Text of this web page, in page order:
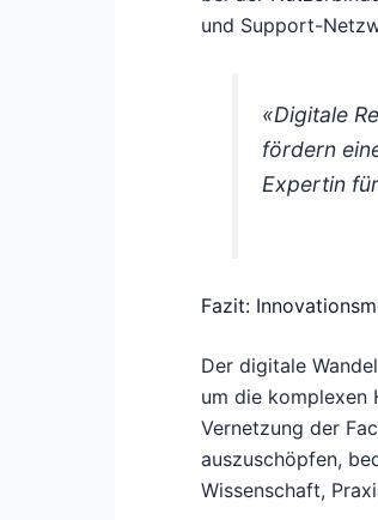
und Support-
«Digitale
fördern
Expertin
Fazit:
Der digitale
um die komplexen
Vernetzung der
auszuschöpfen,
Wissenschaft,